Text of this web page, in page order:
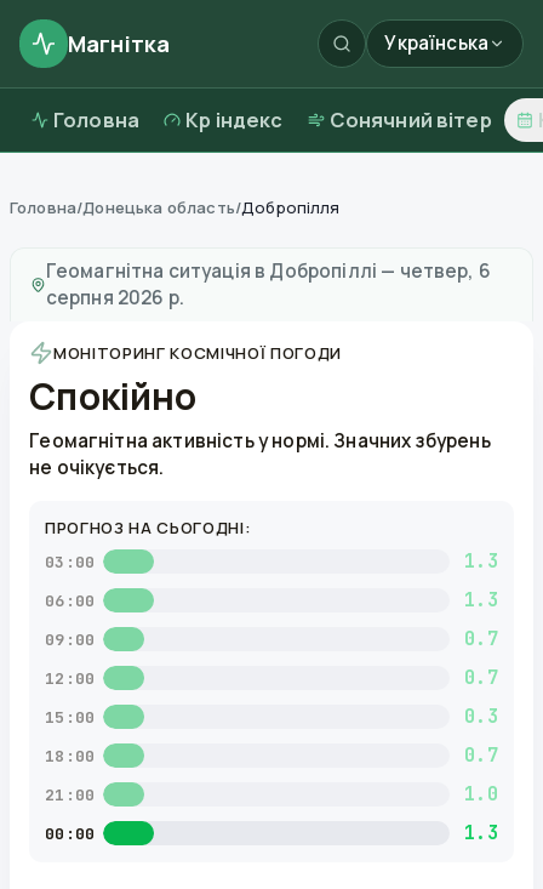
Магнітка Українська
Головна Kp індекс Сонячний вітер
Головна/Донецька область/Добропілля
Геомагнітна ситуація в Добропіллі — четвер, 6
серпня 2026 р.
МОНІТОРИНГ КОСМІЧНОЇ ПОГОДИ
Спокійно
Геомагнітна активність у нормі. Значних збурень
не очікується.
ПРОГНОЗ НА СЬОГОДНІ:
03:00 1.3
06:00 1.3
09:00 0.7
12:00 0.7
15:00 0.3
18:00 0.7
21:00 1.0
00:00 1.3